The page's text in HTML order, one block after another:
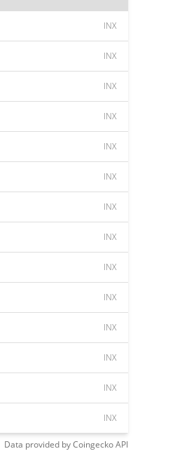
INX
INX
INX
INX
INX
INX
INX
INX
INX
INX
INX
INX
INX
INX
Data provided byCoingeckoAPI